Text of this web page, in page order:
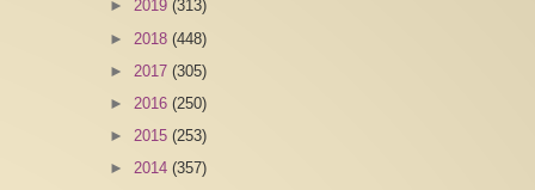
► 2019 (313)
► 2018 (448)
► 2017 (305)
► 2016 (250)
► 2015 (253)
► 2014 (357)